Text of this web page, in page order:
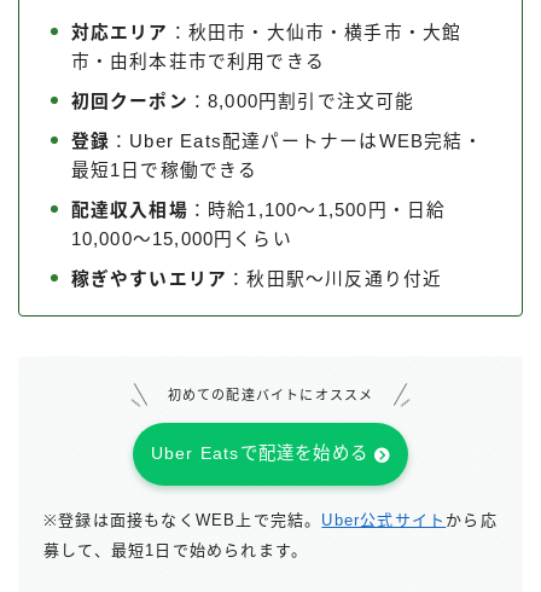
対応エリア ：秋田市・大仙市・横手市・大館
市・由利本荘市で利用できる
初回クーポン ：8,000円割引で注文可能
登録 ：Uber Eats配達パートナーはWEB完結・
最短1日で稼働できる
配達収入相場 ：時給1,100〜1,500円・日給
10,000〜15,000円くらい
稼ぎやすいエリア ：秋田駅〜川反通り付近
初めての配達バイトにオススメ
Uber Eatsで配達を始める
※登録は面接もなくWEB上で完結。 Uber公式サイト から応
募して、最短1日で始められます。